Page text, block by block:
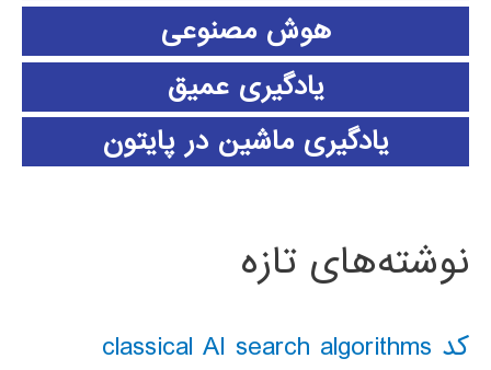
هوش مصنوعی
یادگیری عمیق
یادگیری ماشین در پایتون
نوشته‌های تازه
کد classical AI search algorithms